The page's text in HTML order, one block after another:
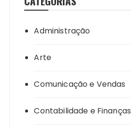
Administração
Arte
Comunicação e Vendas
Contabilidade e Finanças